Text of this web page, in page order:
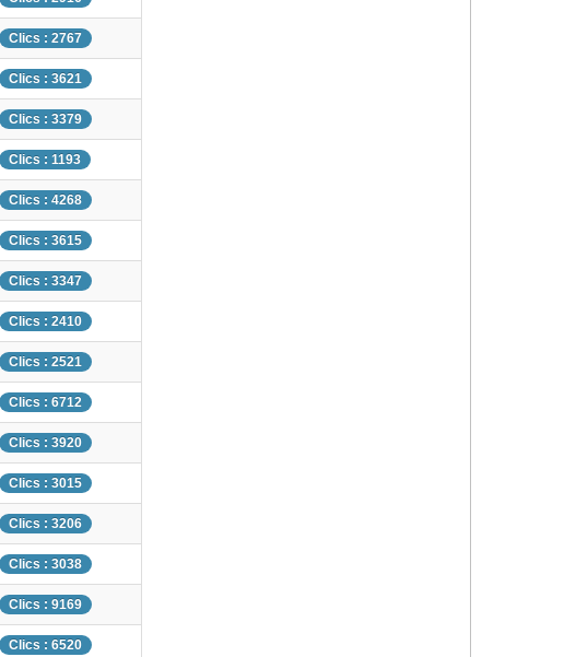
Clics : 2767
Clics : 3621
Clics : 3379
Clics : 1193
Clics : 4268
Clics : 3615
Clics : 3347
Clics : 2410
Clics : 2521
Clics : 6712
Clics : 3920
Clics : 3015
Clics : 3206
Clics : 3038
Clics : 9169
Clics : 6520